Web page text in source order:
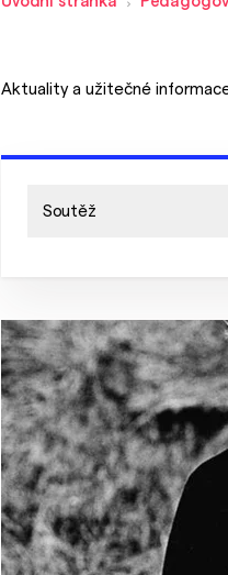
Aktuality a užitečné